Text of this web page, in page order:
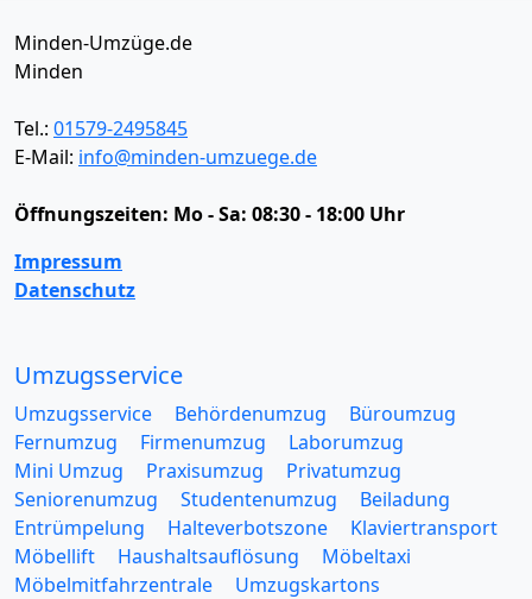
Minden-Umzüge.de
Minden
Tel.: 01579-2495845
E-Mail: info@minden-umzuege.de
Öffnungszeiten: Mo - Sa: 08:30 - 18:00 Uhr
Impressum
Datenschutz
Umzugsservice
Umzugsservice Behördenumzug
Büroumzug
Fernumzug
Firmenumzug
Laborumzug
Mini Umzug
Praxisumzug
Privatumzug
Seniorenumzug
Studentenumzug
Beiladung
Entrümpelung
Halteverbotszone
Klaviertransport
Möbellift
Haushaltsauflösung
Möbeltaxi
Möbelmitfahrzentrale
Umzugskartons